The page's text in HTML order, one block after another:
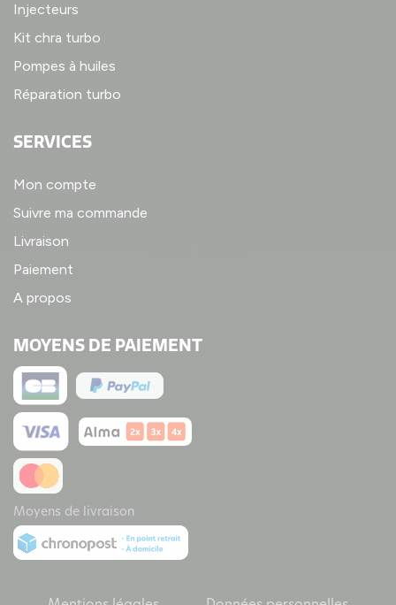
Injecteurs
Kit chra turbo
Pompes à huiles
Réparation turbo
SERVICES
Mon compte
Suivre ma commande
Livraison
Paiement
A propos
MOYENS DE PAIEMENT
Moyens de livraison